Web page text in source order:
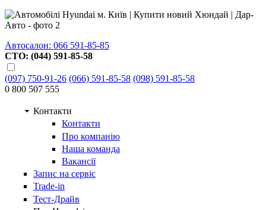
Автосалон: 066 591-85-85
СТО: (044) 591-85-58
(097) 750-91-26 (066) 591-85-58 (098) 591-85-58
0 800 507 555
Контакти
Контакти
Про компанію
Наша команда
Вакансії
Запис на сервіс
Trade-in
Тест-Драйв